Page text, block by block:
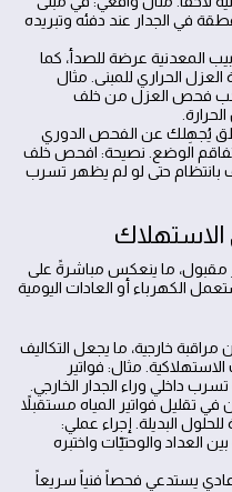
الجدار عند دفئه وتبريده
المعدنية عرضة للصدأ، كما
الحراري للمبنى. مثال
يجب فحص العزل من خلف
يُجهِلك عن الفحص الدوري
الوضع. نصيحة: افحص خلف
بانتظام حتى لو لم يظهر تسرب
الاستهلاك
مقبول، ما ينعكس مباشرةً على
الكهرباء أو العادات اليومية
خارجية، ما يجعل التكاليف
مثال: فواتير
داخلي وراء الجدار الخارجي.
تقليل فواتير المياه مستقبلاً
البديلة. إجراء عملي:
العداد والوحتيّات واختبره
يستدعي فحصاً فنياً سريعاً